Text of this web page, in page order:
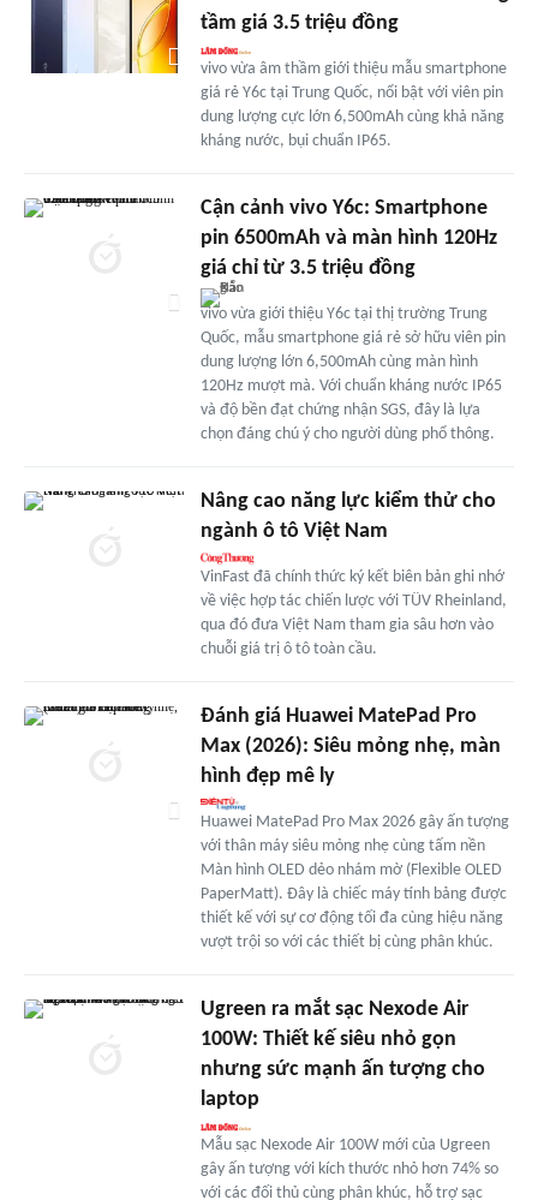
tầm giá 3.5 triệu đồng
vivo vừa âm thầm giới thiệu mẫu smartphone
giá rẻ Y6c tại Trung Quốc, nổi bật với viên pin
dung lượng cực lớn 6,500mAh cùng khả năng
kháng nước, bụi chuẩn IP65.
Cận cảnh vivo Y6c: Smartphone
pin 6500mAh và màn hình 120Hz
giá chỉ từ 3.5 triệu đồng
vivo vừa giới thiệu Y6c tại thị trường Trung
Quốc, mẫu smartphone giá rẻ sở hữu viên pin
dung lượng lớn 6,500mAh cùng màn hình
120Hz mượt mà. Với chuẩn kháng nước IP65
và độ bền đạt chứng nhận SGS, đây là lựa
chọn đáng chú ý cho người dùng phổ thông.
Nâng cao năng lực kiểm thử cho
ngành ô tô Việt Nam
VinFast đã chính thức ký kết biên bản ghi nhớ
về việc hợp tác chiến lược với TÜV Rheinland,
qua đó đưa Việt Nam tham gia sâu hơn vào
chuỗi giá trị ô tô toàn cầu.
Đánh giá Huawei MatePad Pro
Max (2026): Siêu mỏng nhẹ, màn
hình đẹp mê ly
Huawei MatePad Pro Max 2026 gây ấn tượng
với thân máy siêu mỏng nhẹ cùng tấm nền
Màn hình OLED dẻo nhám mờ (Flexible OLED
PaperMatt). Đây là chiếc máy tính bảng được
thiết kế với sự cơ động tối đa cùng hiệu năng
vượt trội so với các thiết bị cùng phân khúc.
Ugreen ra mắt sạc Nexode Air
100W: Thiết kế siêu nhỏ gọn
nhưng sức mạnh ấn tượng cho
laptop
Mẫu sạc Nexode Air 100W mới của Ugreen
gây ấn tượng với kích thước nhỏ hơn 74% so
với các đối thủ cùng phân khúc, hỗ trợ sạc